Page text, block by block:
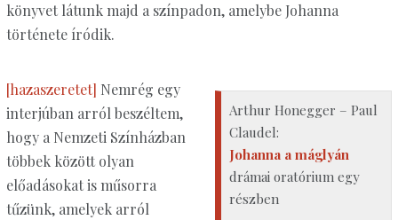
könyvet látunk majd a színpadon, amelybe Johanna
története íródik.
Arthur Honegger – Paul
Claudel:
Johanna a máglyán
drámai oratórium egy
részben
[hazaszeretet] Nemrég egy
interjúban arról beszéltem,
hogy a Nemzeti Színházban
többek között olyan
előadásokat is műsorra
tűzünk, amelyek arról